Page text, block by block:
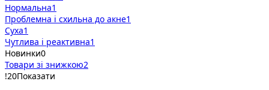
Нормальна1
Проблемна і схильна до акне1
Суха1
Чутлива і реактивна1
Новинки0
Товари зі знижкою2
!20Показати